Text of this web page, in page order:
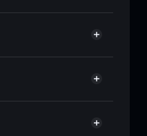
intelligentem Order